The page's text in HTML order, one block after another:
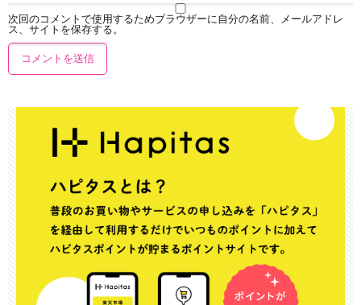
次回のコメントで使用するためブラウザーに自分の名前、メールアドレ
ス、サイトを保存する。